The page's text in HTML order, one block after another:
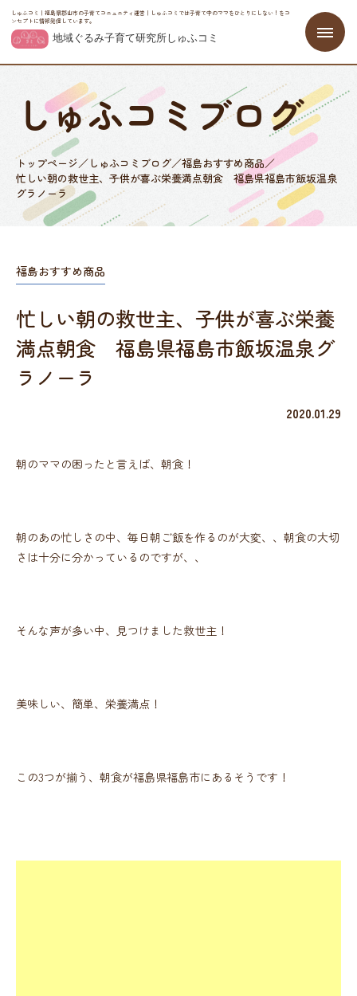
しゅふコミ｜福島県郡山市の子育てコニュニティ運営｜しゅふコミでは子育て中のママをひとりにしない！をコ
ンセプトに情報発信しています。
しゅふコミブログ
トップページ／しゅふコミブログ／福島おすすめ商品／
忙しい朝の救世主、子供が喜ぶ栄養満点朝食 福島県福島市飯坂温泉
グラノーラ
福島おすすめ商品
忙しい朝の救世主、子供が喜ぶ栄養
満点朝食 福島県福島市飯坂温泉グ
ラノーラ
2020.01.29
朝のママの困ったと言えば、朝食！
朝のあの忙しさの中、毎日朝ご飯を作るのが大変、、朝食の大切
さは十分に分かっているのですが、、
そんな声が多い中、見つけました救世主！
美味しい、簡単、栄養満点！
この3つが揃う、朝食が福島県福島市にあるそうです！